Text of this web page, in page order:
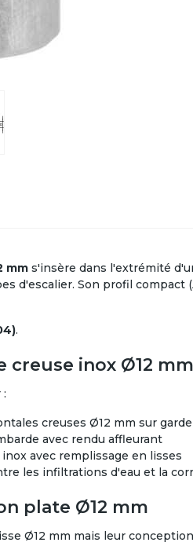
mm s'insère dans l'extrémité
d'escalier. Son profil
.
inox Ø12
creuses Ø12 mm sur
avec rendu affleurant
avec remplissage en lisses
les infiltrations d'eau et la
plate Ø12 mm
Ø12 mm mais leur